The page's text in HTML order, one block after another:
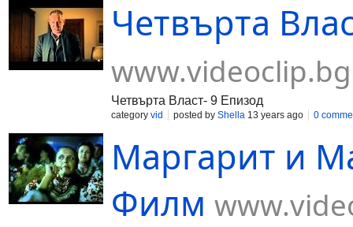
Четвърта
www.videoclip.bg
Четвърта Власт- 9 Епизод
category vid posted by Shella 13 years ago 0
Маргарит и
Филм